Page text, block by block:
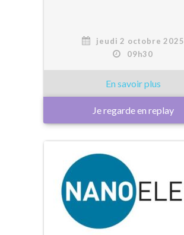
jeudi 2 octobre 2025
09h30
Je regarde en replay